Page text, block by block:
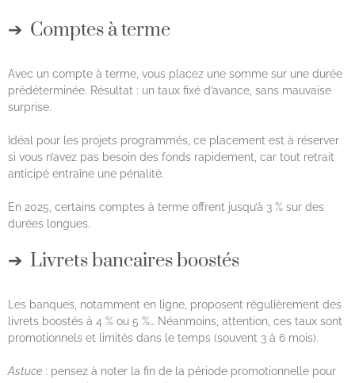
Comptes à terme
Avec un compte à terme, vous placez une somme sur une durée
prédéterminée. Résultat : un taux fixé d’avance, sans mauvaise
surprise.
Idéal pour les projets programmés, ce placement est à réserver
si vous n’avez pas besoin des fonds rapidement, car tout retrait
anticipé entraîne une pénalité.
En 2025, certains comptes à terme offrent jusqu’à 3 % sur des
durées longues.
Livrets bancaires boostés
Les banques, notamment en ligne, proposent régulièrement des
livrets boostés à 4 % ou 5 %… Néanmoins, attention, ces taux sont
promotionnels et limités dans le temps (souvent 3 à 6 mois).
Astuce : pensez à noter la fin de la période promotionnelle pour